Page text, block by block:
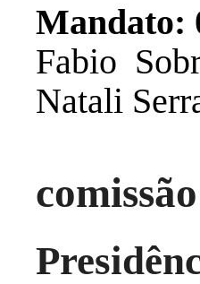
Mandato:
Fabio
Natali